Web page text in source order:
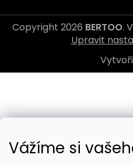
Vážíme si
Copyright 2026 BERTOO.
Upravit